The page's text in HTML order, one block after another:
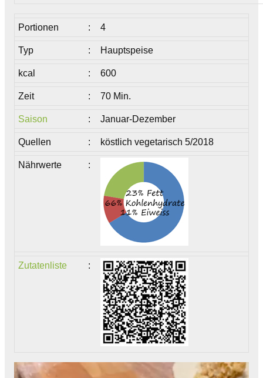
Portionen : 4
Typ : Hauptspeise
kcal : 600
Zeit : 70 Min.
Saison : Januar-Dezember
Quellen : köstlich vegetarisch 5/2018
Nährwerte :
Zutatenliste :